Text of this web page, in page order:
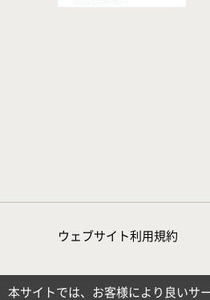
ウェブサイト利用規約
本サイトでは、お客様により良いサ